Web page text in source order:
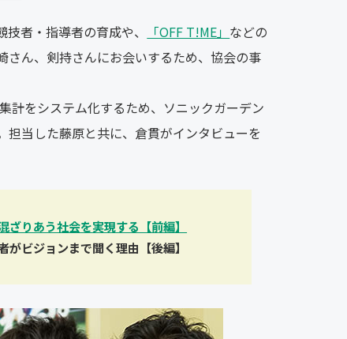
技者・指導者の育成や、 「OFF T!ME」 などの
ん、剣持さんにお会いするため、協会の事
計をシステム化するため、ソニックガーデン
当した藤原と共に、倉貫がインタビューを
りあう社会を実現する【前編】
がビジョンまで聞く理由【後編】